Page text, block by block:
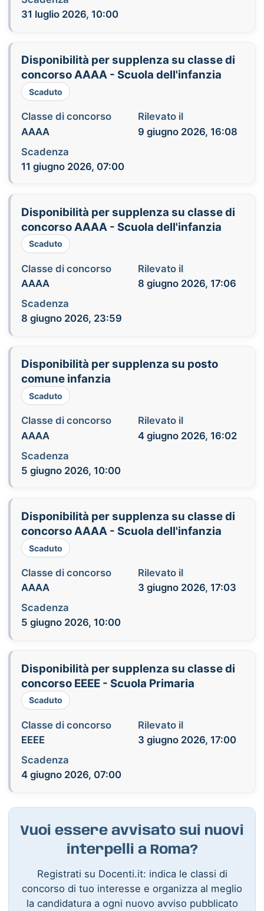
31 luglio 2026, 10:00
Disponibilità per supplenza su classe di
concorso AAAA - Scuola dell'infanzia
Scaduto
Classe di concorso
AAAA
Rilevato il
9 giugno 2026, 16:08
Scadenza
11 giugno 2026, 07:00
Disponibilità per supplenza su classe di
concorso AAAA - Scuola dell'infanzia
Scaduto
Classe di concorso
AAAA
Rilevato il
8 giugno 2026, 17:06
Scadenza
8 giugno 2026, 23:59
Disponibilità per supplenza su posto
comune infanzia
Scaduto
Classe di concorso
AAAA
Rilevato il
4 giugno 2026, 16:02
Scadenza
5 giugno 2026, 10:00
Disponibilità per supplenza su classe di
concorso AAAA - Scuola dell'infanzia
Scaduto
Classe di concorso
AAAA
Rilevato il
3 giugno 2026, 17:03
Scadenza
5 giugno 2026, 10:00
Disponibilità per supplenza su classe di
concorso EEEE - Scuola Primaria
Scaduto
Classe di concorso
EEEE
Rilevato il
3 giugno 2026, 17:00
Scadenza
4 giugno 2026, 07:00
Vuoi essere avvisato sui nuovi
interpelli a Roma?
Registrati su Docenti.it: indica le classi di
concorso di tuo interesse e organizza al meglio
la candidatura a ogni nuovo avviso pubblicato